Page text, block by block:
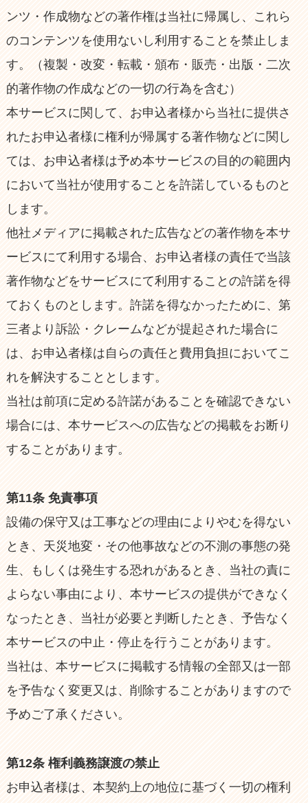
ンツ・作成物などの著作権は当社に帰属し、これら
のコンテンツを使用ないし利用することを禁止しま
す。（複製・改変・転載・頒布・販売・出版・二次
的著作物の作成などの一切の行為を含む）
本サービスに関して、お申込者様から当社に提供さ
れたお申込者様に権利が帰属する著作物などに関し
ては、お申込者様は予め本サービスの目的の範囲内
において当社が使用することを許諾しているものと
します。
他社メディアに掲載された広告などの著作物を本サ
ービスにて利用する場合、お申込者様の責任で当該
著作物などをサービスにて利用することの許諾を得
ておくものとします。許諾を得なかったために、第
三者より訴訟・クレームなどが提起された場合に
は、お申込者様は自らの責任と費用負担においてこ
れを解決することとします。
当社は前項に定める許諾があることを確認できない
場合には、本サービスへの広告などの掲載をお断り
することがあります。
第11条 免責事項
設備の保守又は工事などの理由によりやむを得ない
とき、天災地変・その他事故などの不測の事態の発
生、もしくは発生する恐れがあるとき、当社の責に
よらない事由により、本サービスの提供ができなく
なったとき、当社が必要と判断したとき、予告なく
本サービスの中止・停止を行うことがあります。
当社は、本サービスに掲載する情報の全部又は一部
を予告なく変更又は、削除することがありますので
予めご了承ください。
第12条 権利義務譲渡の禁止
お申込者様は、本契約上の地位に基づく一切の権利